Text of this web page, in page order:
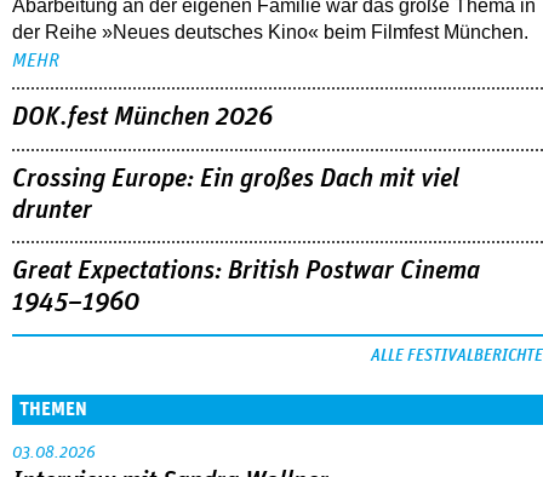
Abarbeitung an der eigenen Familie war das große Thema in
der Reihe »Neues deutsches Kino« beim Filmfest München.
MEHR
DOK.fest München 2026
Crossing Europe: Ein großes Dach mit viel
drunter
Great Expectations: British Postwar Cinema
1945–1960
ALLE FESTIVALBERICHTE
THEMEN
03.08.2026